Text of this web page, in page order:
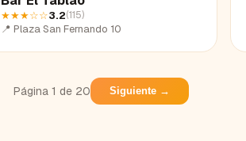
★★★☆☆3.2(115)
📍 Plaza San Fernando 10
Página 1 de 20 Siguiente →